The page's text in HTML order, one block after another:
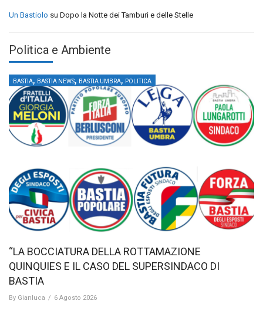
Un Bastiolo su Dopo la Notte dei Tamburi e delle Stelle
Politica e Ambiente
BASTIA, BASTIA NEWS, BASTIA UMBRA, POLITICA
“LA BOCCIATURA DELLA ROTTAMAZIONE
QUINQUIES E IL CASO DEL SUPERSINDACO DI
BASTIA
By Gianluca / 6 Agosto 2026